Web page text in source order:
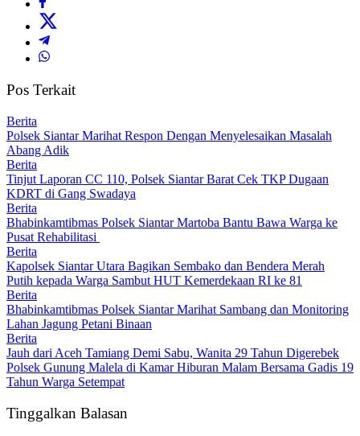
Pos Terkait
Berita
Polsek Siantar Marihat Respon Dengan Menyelesaikan Masalah
Abang Adik
Berita
Tinjut Laporan CC 110, Polsek Siantar Barat Cek TKP Dugaan
KDRT di Gang Swadaya
Berita
Bhabinkamtibmas Polsek Siantar Martoba Bantu Bawa Warga ke
Pusat Rehabilitasi
Berita
Kapolsek Siantar Utara Bagikan Sembako dan Bendera Merah
Putih kepada Warga Sambut HUT Kemerdekaan RI ke 81
Berita
Bhabinkamtibmas Polsek Siantar Marihat Sambang dan Monitoring
Lahan Jagung Petani Binaan
Berita
Jauh dari Aceh Tamiang Demi Sabu, Wanita 29 Tahun Digerebek
Polsek Gunung Malela di Kamar Hiburan Malam Bersama Gadis 19
Tahun Warga Setempat
Tinggalkan Balasan